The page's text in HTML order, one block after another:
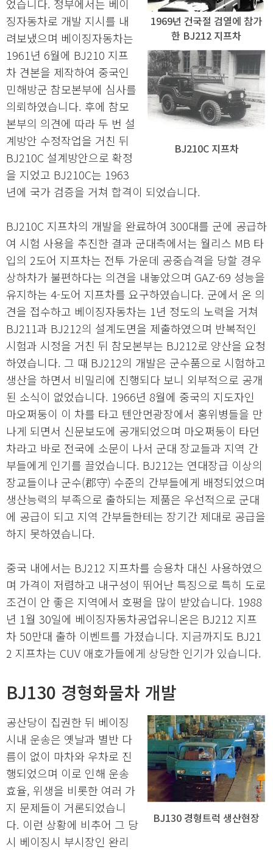
1969년 건국절 검열에 참가
한 BJ212 지프차
BJ210C 지프차
었습니다. 정부에서는 베이
징자동차로 개발 지시를 내
려보냈으며 베이징자동차는
1961년 6월에 BJ210 지프
차 견본을 제작하여 중국인
민해방군 참모본부에 심사를
의뢰하였습니다. 후에 참모
본부의 의견에 따라 두 번 설
계방안 수정작업을 거친 뒤
BJ210C 설계방안으로 확정
을 지었고 BJ210C는 1963
년에 국가 검증을 거쳐 합격이 되었습니다.
BJ210C 지프차의 개발을 완료하여 300대를 군에 공급하
여 시험 사용을 추진한 결과 군대측에서는 월리스 MB 타
입의 2도어 지프차는 전투 가운데 공중습격을 당할 경우
상하차가 불편하다는 의견을 내놓았으며 GAZ-69 성능을
유지하는 4-도어 지프차를 요구하였습니다. 군에서 온 의
견을 접수하고 베이징자동차는 1년 정도의 노력을 거쳐
BJ211과 BJ212의 설계도면을 제출하였으며 반복적인
시험과 시정을 거친 뒤 참모본부는 BJ212로 양산을 요청
하였습니다. 그 때 BJ212의 개발은 군수품으로 시험하고
생산을 하면서 비밀리에 진행되다 보니 외부적으로 공개
된 소식이 없었습니다. 1966년 8월에 중국의 지도자인
마오쩌둥이 이 차를 타고 텐안먼광장에서 홍위병들을 만
나게 되면서 신문보도에 공개되었으며 마오쩌둥이 타던
차라고 바로 전국에 소문이 나서 군대 장교들과 지역 간
부들에게 인기를 끌었습니다. BJ212는 연대장급 이상의
장교들이나 군수(郡守) 수준의 간부들에게 배정되었으며
생산능력의 부족으로 출하되는 제품은 우선적으로 군대
에 공급이 되고 지역 간부들한테는 장기간 제대로 공급을
하지 못하였습니다.
중국 내에서는 BJ212 지프차를 승용차 대신 사용하였으
며 가격이 저렴하고 내구성이 뛰어난 특징으로 특히 도로
조건이 안 좋은 지역에서 호평을 많이 받았습니다. 1988
년 1월 30일에 베이징자동차공업유니온은 BJ212 지프
차 50만대 출하 이벤트를 가졌습니다. 지금까지도 BJ21
2 지프차는 CUV 애호가들에게 상당한 인기가 있습니다.
BJ130 경형화물차 개발
BJ130 경형트럭 생산현장
공산당이 집권한 뒤 베이징
시내 운송은 옛날과 별반 다
름이 없이 마차와 우차로 진
행되었으며 이로 인해 운송
효율, 위생을 비롯한 여러 가
지 문제들이 거론되었습니
다. 이런 상황에 비추어 그 당
시 베이징시 부시장인 완리